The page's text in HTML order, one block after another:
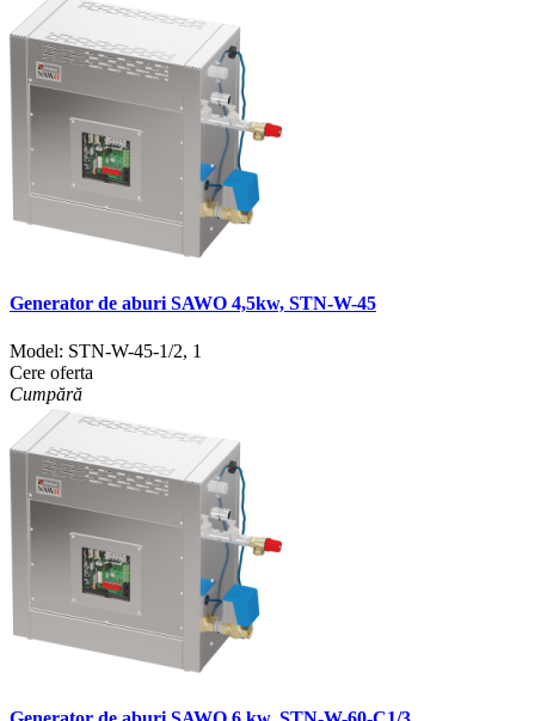
Generator de aburi SAWO 4,5kw, STN-W-45
Model: STN-W-45-1/2, 1
Cere oferta
Cumpără